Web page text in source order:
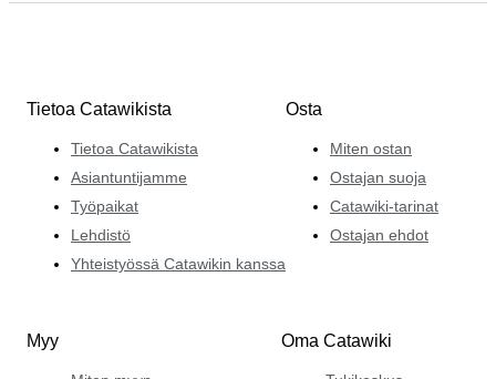
Tietoa Catawikista
Tietoa Catawikista
Asiantuntijamme
Työpaikat
Lehdistö
Yhteistyössä Catawikin kanssa
Osta
Miten ostan
Ostajan suoja
Catawiki-tarinat
Ostajan ehdot
Myy Oma Catawiki